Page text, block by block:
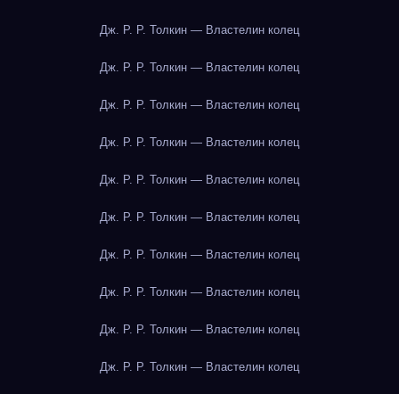
Дж. Р. Р. Толкин — Властелин колец
Дж. Р. Р. Толкин — Властелин колец
Дж. Р. Р. Толкин — Властелин колец
Дж. Р. Р. Толкин — Властелин колец
Дж. Р. Р. Толкин — Властелин колец
Дж. Р. Р. Толкин — Властелин колец
Дж. Р. Р. Толкин — Властелин колец
Дж. Р. Р. Толкин — Властелин колец
Дж. Р. Р. Толкин — Властелин колец
Дж. Р. Р. Толкин — Властелин колец